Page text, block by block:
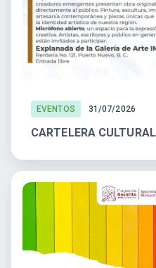
EVENTOS 31/07/2026
CARTELERA